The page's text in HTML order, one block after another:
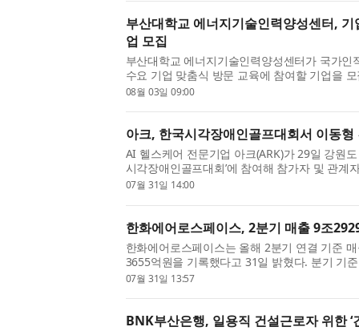
부산대학교 에너지기술인력양성센터,
업 모집
부산대학교 에너지기술인력양성센터가 국가
수요 기업 맞춤식 방문 교육에 참여할 기업을
인력공단이 후원하는 이번 기업 맞춤식 강좌는
08월 03일 09:00
아크, 한국시각장애인골프대회서 이동형
AI 헬스케어 전문기업 아크(ARK)가 29일 강원
시각장애인골프대회’에 참여해 참가자 및 관계
크리닝 프로그램을 성공적으로 운영했다고 밝
07월 31일 14:00
한화에어로스페이스, 2분기 매출 9조
한화에어로스페이스는 올해 2분기 연결 기준
3655억원을 기록했다고 31일 밝혔다. 분기 기
돌파했다. 매출은 전년 동기 대비 47%, 영업이
07월 31일 13:57
BNK부산은행, 일용직 건설근로자 위한 ‘